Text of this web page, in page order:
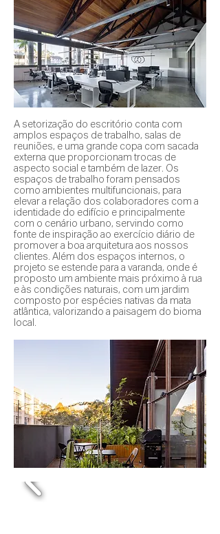
A setorização do escritório conta com
amplos espaços de trabalho, salas de
reuniões, e uma grande copa com sacada
externa que proporcionam trocas de
aspecto social e também de lazer. Os
espaços de trabalho foram pensados
como ambientes multifuncionais, para
elevar a relação dos colaboradores com a
identidade do edifício e principalmente
com o cenário urbano, servindo como
fonte de inspiração ao exercício diário de
promover a boa arquitetura aos nossos
clientes. Além dos espaços internos, o
projeto se estende para a varanda, onde é
proposto um ambiente mais próximo à rua
e às condições naturais, com um jardim
composto por espécies nativas da mata
atlântica, valorizando a paisagem do bioma
local.